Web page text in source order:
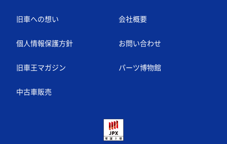
旧車への想い 会社概要
個人情報保護方針 お問い合わせ
旧車王マガジン パーツ博物館
中古車販売